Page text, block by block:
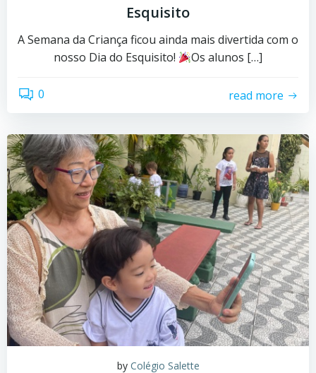
Esquisito
A Semana da Criança ficou ainda mais divertida com o
nosso Dia do Esquisito!
Os alunos […]
0 read more
by Colégio Salette